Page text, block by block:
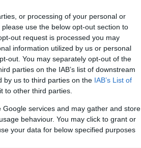
or processing of your personal or
use the below opt-out section to
out request is processed you may
information utilized by us or personal
out. You may separately opt-out of the
parties on the IAB’s list of downstream
by us to third parties on the IAB’s List of
to other third parties.
services and may gather and store
behaviour. You may click to grant or
your data for below specified purposes